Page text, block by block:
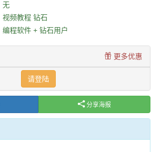
无
视频教程 钻石
编程软件 + 钻石用户
更多优惠
请登陆
分享海报